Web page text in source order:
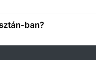
ban?